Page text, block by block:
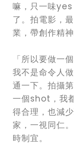
嘛，只一味
了。拍電影，
業，帶創作精
「所以要做一
我不是命令人
通一下。拍攝
一個shot，我
得合理，也減
家，一視同仁
時制宜。